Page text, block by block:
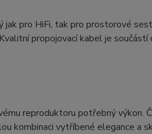
jak pro HiFi, tak pro prostorové
propojovací kabel je součástí
reproduktoru potřebný výkon.
kombinaci vytříbené elegance a